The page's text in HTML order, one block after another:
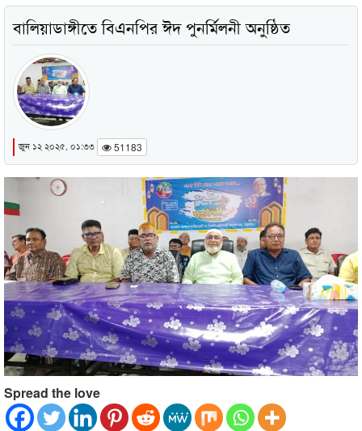
বালিয়াডাঙ্গীতে বিএনপির ঈদ পুনর্মিলনী অনুষ্ঠিত
জুন ১২ ২০২৫, ০১:৩৩ 51183
Spread the love